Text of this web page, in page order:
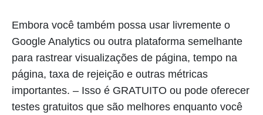
Embora você também possa usar livremente o
Google Analytics ou outra plataforma semelhante
para rastrear visualizações de página, tempo na
página, taxa de rejeição e outras métricas
importantes. – Isso é GRATUITO ou pode oferecer
testes gratuitos que são melhores enquanto você